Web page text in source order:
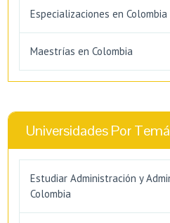
Especializaciones en Colombia
Maestrías en Colombia
Universidades Por
Estudiar Administración y
Colombia